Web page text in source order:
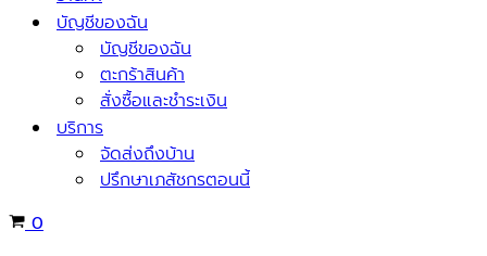
บัญชีของฉัน
บัญชีของฉัน
ตะกร้าสินค้า
สั่งซื้อและชำระเงิน
บริการ
จัดส่งถึงบ้าน
ปรึกษาเภสัชกรตอนนี้
Cart
0